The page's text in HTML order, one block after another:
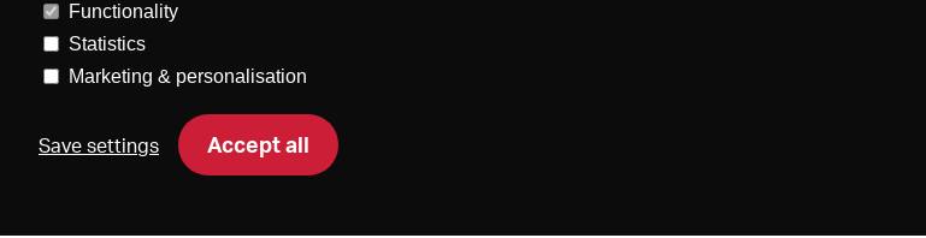
Functionality
Statistics
Marketing & personalisation
Save settings Accept all